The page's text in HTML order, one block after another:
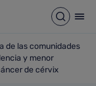
Abrir
de migas
de las
de las comunidades
y menor
de cérvix